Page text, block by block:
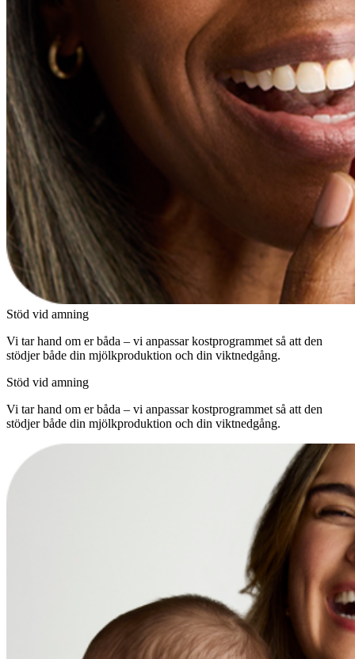
Stöd vid amning
Vi tar hand om er båda – vi anpassar kostprogrammet så att den
stödjer både din mjölkproduktion och din viktnedgång.
Stöd vid amning
Vi tar hand om er båda – vi anpassar kostprogrammet så att den
stödjer både din mjölkproduktion och din viktnedgång.